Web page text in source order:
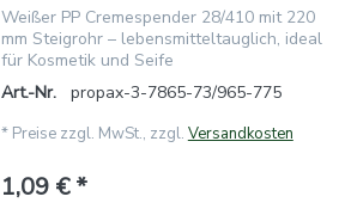
Weißer PP Cremespender 28/410 mit 220
mm Steigrohr – lebensmitteltauglich, ideal
für Kosmetik und Seife
Art.-Nr.
propax-3-7865-73/965-775
* Preise zzgl. MwSt., zzgl. Versandkosten
1,09 € *